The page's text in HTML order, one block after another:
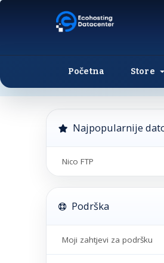
Početna Store
Najpopularnije
Nico FTP
Podrška
Moji zahtjevi za podršku